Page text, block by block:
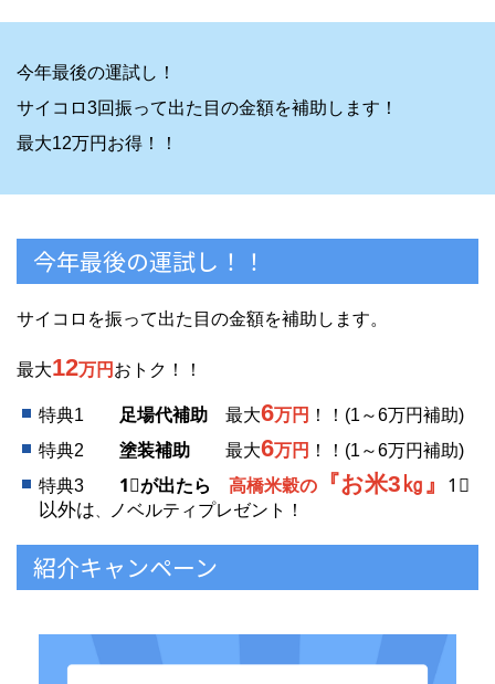
今年最後の運試し！
サイコロ3回振って出た目の金額を補助します！
最大12万円お得！！
今年最後の運試し！！
サイコロを振って出た目の金額を補助します。
最大12万円 おトク！！
特典1 足場代補助 最大6万円 ！！(1～6万円補助)
特典2 塗装補助 最大6万円 ！！(1～6万円補助)
特典3 1⃣が出たら 高橋米穀の 『お米3㎏』
1⃣
以外は、 ノベルティプレゼント！
紹介キャンペーン